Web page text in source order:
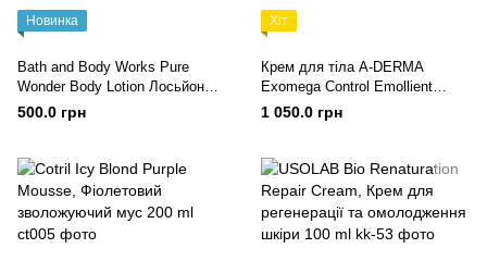
Новинка
Bath and Body Works Pure
Wonder Body Lotion Лосьйон
для тіла 236 ml
500.0 грн
Хіт
Крем для тіла A-DERMA
Exomega Control Emollient
Cream Anti-Scratching 400ml
1 050.0 грн